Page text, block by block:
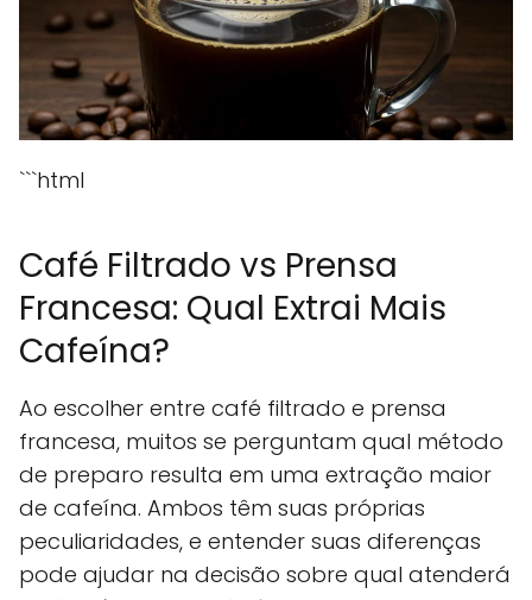
```html
Café Filtrado vs Prensa
Francesa: Qual Extrai Mais
Cafeína?
Ao escolher entre café filtrado e prensa
francesa, muitos se perguntam qual método
de preparo resulta em uma extração maior
de cafeína. Ambos têm suas próprias
peculiaridades, e entender suas diferenças
pode ajudar na decisão sobre qual atenderá